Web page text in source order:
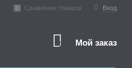
Вход
0 Сравнение товаров
0 Мой заказ